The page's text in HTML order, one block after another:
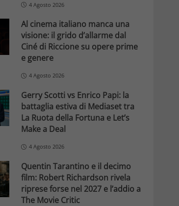
4 Agosto 2026
Al cinema italiano manca una
visione: il grido d’allarme dal
Ciné di Riccione su opere prime
e genere
4 Agosto 2026
Gerry Scotti vs Enrico Papi: la
battaglia estiva di Mediaset tra
La Ruota della Fortuna e Let’s
Make a Deal
4 Agosto 2026
Quentin Tarantino e il decimo
film: Robert Richardson rivela
riprese forse nel 2027 e l’addio a
The Movie Critic